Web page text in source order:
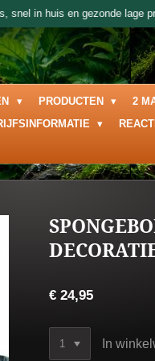
snel in huis en gezonde lage
PRODUCTEN
2
€ 24,95
In